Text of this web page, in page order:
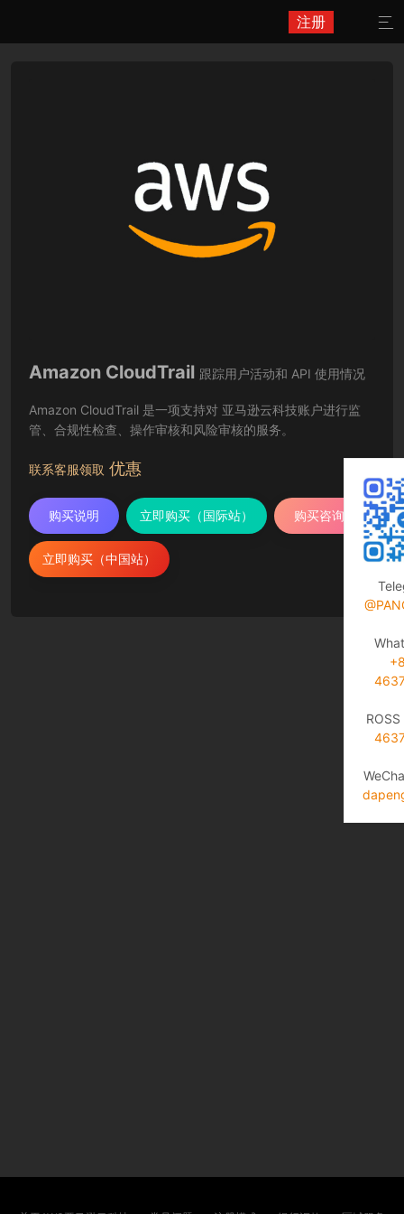
注册 
Amazon CloudTrail 跟踪用户活动和 API 使用情况
Amazon CloudTrail 是一项支持对 亚马逊云科技账户进行监
管、合规性检查、操作审核和风险审核的服务。
联系客服领取 优惠
购买说明 立即购买（国际站） 购买咨询
立即购买（中国站）